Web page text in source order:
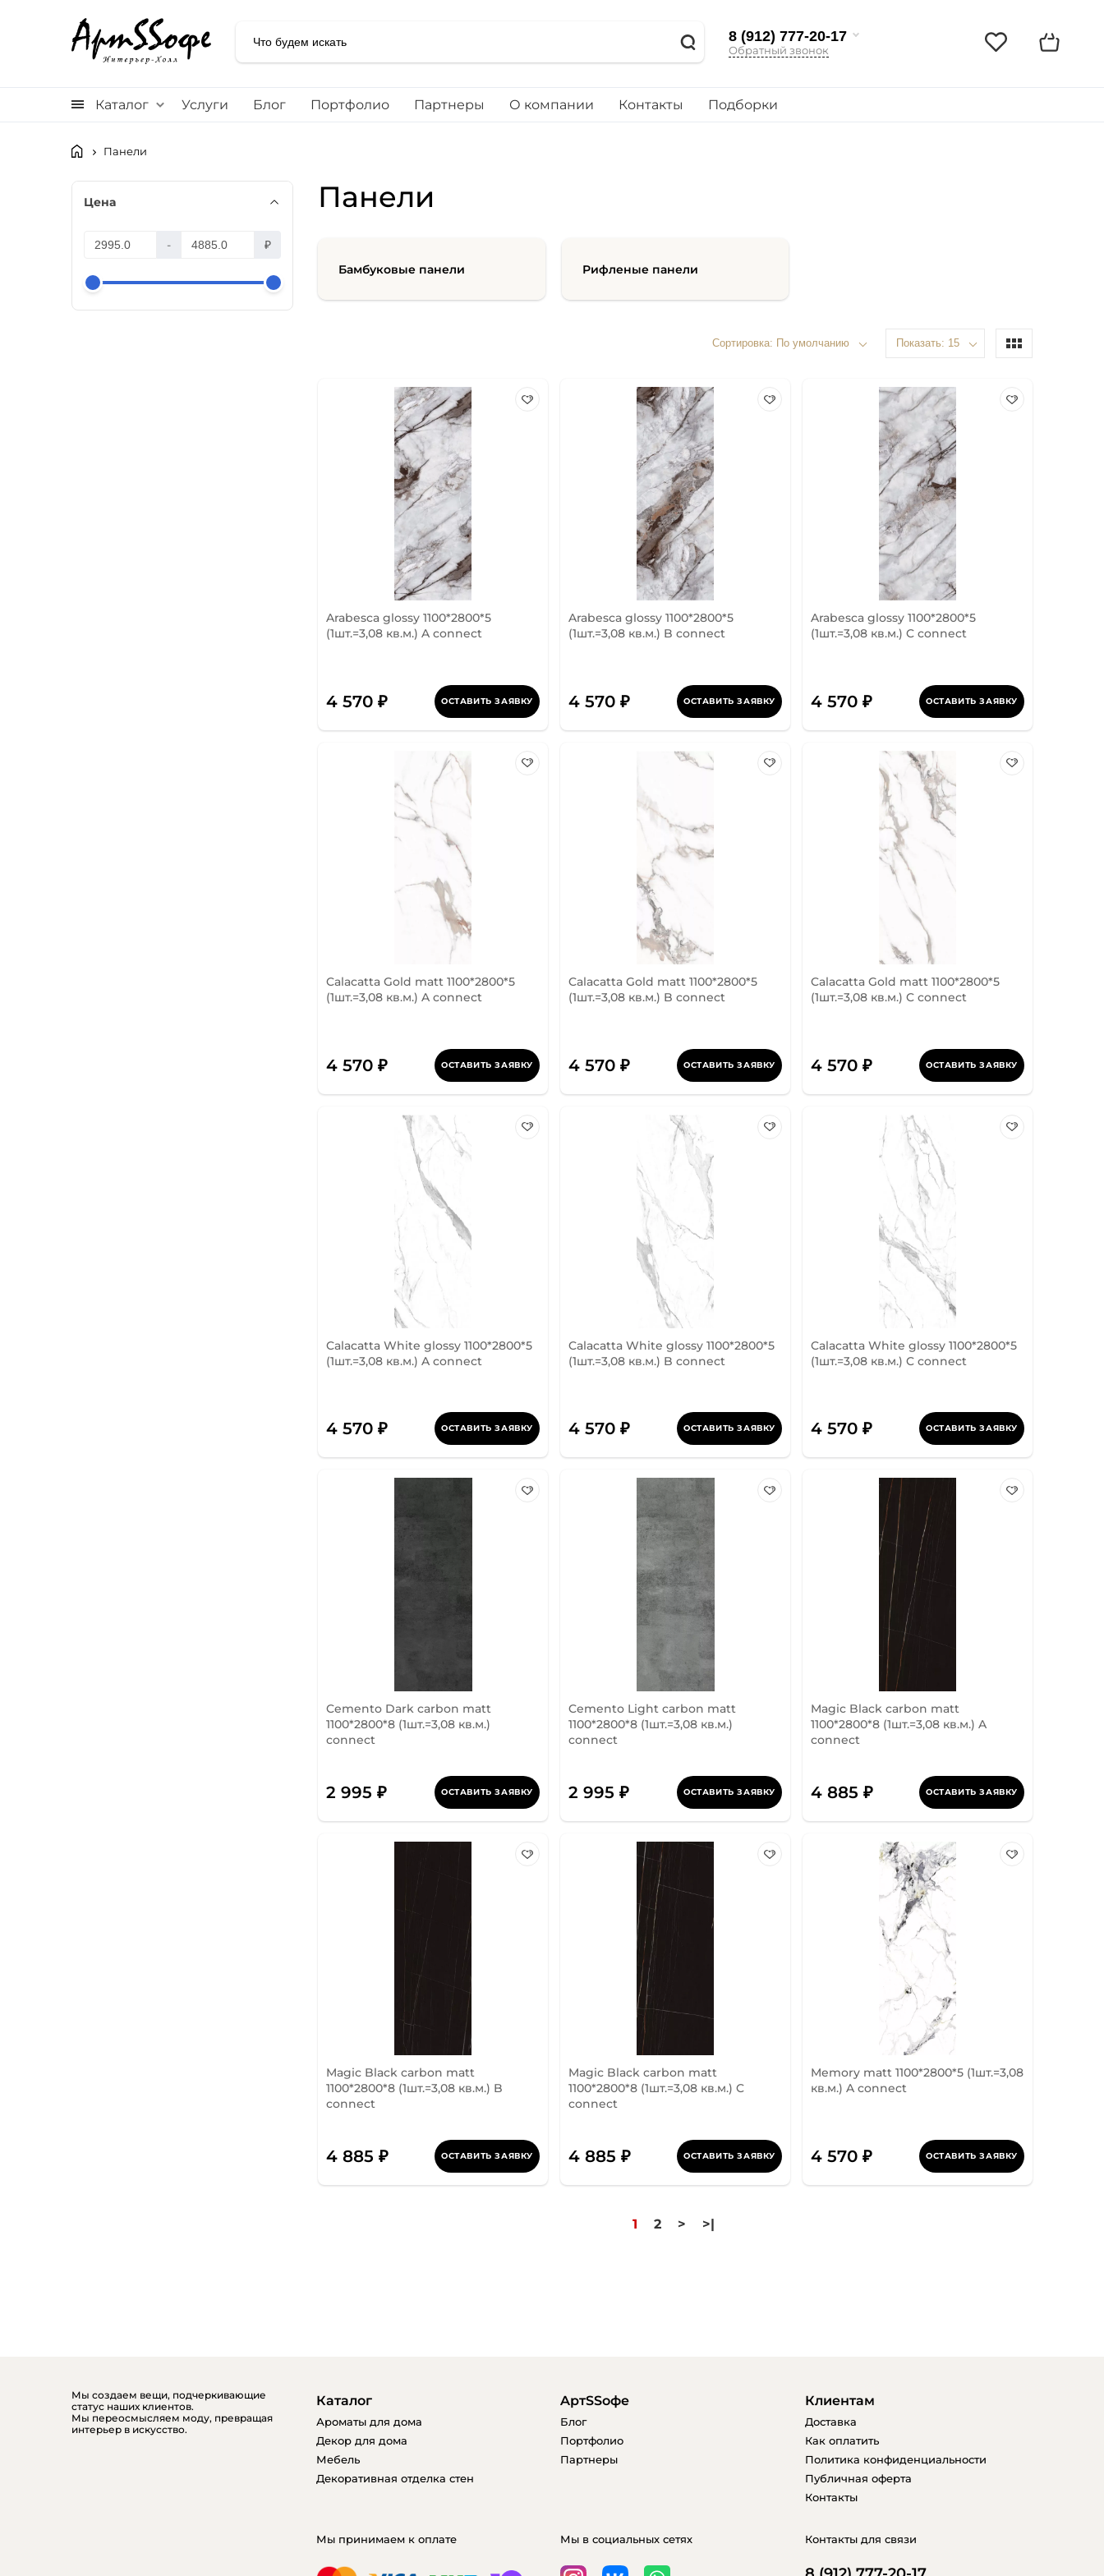
8 (912) 777-20-17
Обратный звонок
Каталог Услуги Блог Портфолио Партнеры О компании Контакты Подборки
Панели
Цена
- ₽
Панели
Бамбуковые панели Рифленые панели
Сортировка: По умолчанию Показать: 15
Arabesca glossy 1100*2800*5
(1шт.=3,08 кв.м.) A connect
4 570 ₽ ОСТАВИТЬ ЗАЯВКУ
Arabesca glossy 1100*2800*5
(1шт.=3,08 кв.м.) B connect
4 570 ₽ ОСТАВИТЬ ЗАЯВКУ
Arabesca glossy 1100*2800*5
(1шт.=3,08 кв.м.) C connect
4 570 ₽ ОСТАВИТЬ ЗАЯВКУ
Calacatta Gold matt 1100*2800*5
(1шт.=3,08 кв.м.) A connect
4 570 ₽ ОСТАВИТЬ ЗАЯВКУ
Calacatta Gold matt 1100*2800*5
(1шт.=3,08 кв.м.) B connect
4 570 ₽ ОСТАВИТЬ ЗАЯВКУ
Calacatta Gold matt 1100*2800*5
(1шт.=3,08 кв.м.) C connect
4 570 ₽ ОСТАВИТЬ ЗАЯВКУ
Calacatta White glossy 1100*2800*5
(1шт.=3,08 кв.м.) A connect
4 570 ₽ ОСТАВИТЬ ЗАЯВКУ
Calacatta White glossy 1100*2800*5
(1шт.=3,08 кв.м.) B connect
4 570 ₽ ОСТАВИТЬ ЗАЯВКУ
Calacatta White glossy 1100*2800*5
(1шт.=3,08 кв.м.) C connect
4 570 ₽ ОСТАВИТЬ ЗАЯВКУ
Cemento Dark carbon matt
1100*2800*8 (1шт.=3,08 кв.м.)
connect
2 995 ₽ ОСТАВИТЬ ЗАЯВКУ
Cemento Light carbon matt
1100*2800*8 (1шт.=3,08 кв.м.)
connect
2 995 ₽ ОСТАВИТЬ ЗАЯВКУ
Magic Black carbon matt
1100*2800*8 (1шт.=3,08 кв.м.) A
connect
4 885 ₽ ОСТАВИТЬ ЗАЯВКУ
Magic Black carbon matt
1100*2800*8 (1шт.=3,08 кв.м.) B
connect
4 885 ₽ ОСТАВИТЬ ЗАЯВКУ
Magic Black carbon matt
1100*2800*8 (1шт.=3,08 кв.м.) C
connect
4 885 ₽ ОСТАВИТЬ ЗАЯВКУ
Memory matt 1100*2800*5 (1шт.=3,08
кв.м.) A connect
4 570 ₽ ОСТАВИТЬ ЗАЯВКУ
1 2 > >|
Мы создаем вещи, подчеркивающие
статус наших клиентов.
Мы переосмысляем моду, превращая
интерьер в искусство.
Каталог
Ароматы для дома
Декор для дома
Мебель
Декоративная отделка стен
AртSSофе
Блог
Портфолио
Партнеры
Клиентам
Доставка
Как оплатить
Политика конфиденциальности
Публичная оферта
Контакты
Мы принимаем к оплате Мы в социальных сетях Контакты для связи